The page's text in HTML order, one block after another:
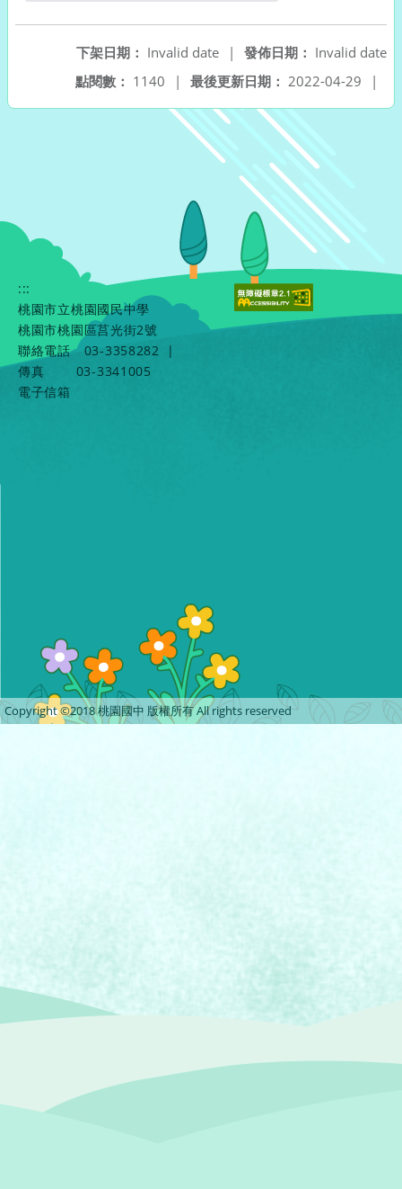
發佈日期： Invalid date
下架日期： Invalid date
|
最後更新日期： 2022-04-29 |
點閱數： 1140 |
:::
桃園市立桃園國民中學
桃園市桃園區莒光街2號
聯絡電話
03-3358282
|
傳真
03-3341005
電子信箱
Copyright ©2018 桃園國中 版權所有 All rights reserved